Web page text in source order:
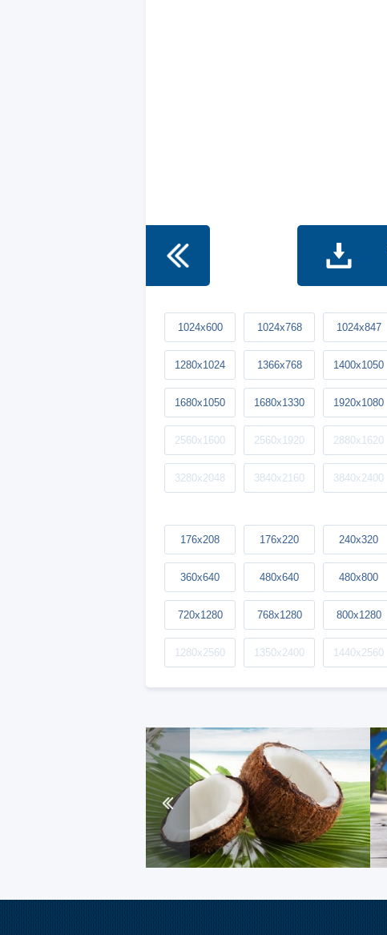
1024x600 1024x768 1024x847
1280x1024 1366x768 1400x1050
1680x1050 1680x1330 1920x1080
2560x1600 2560x1920 2880x1620
3280x2048 3840x2160 3840x2400
176x208 176x220 240x320
360x640 480x640 480x800
720x1280 768x1280 800x1280
1280x2560 1350x2400 1440x2560